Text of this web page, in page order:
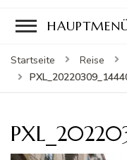
Startseite Reise